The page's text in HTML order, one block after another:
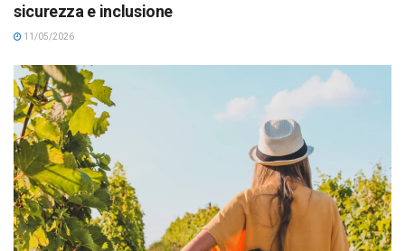
sicurezza e inclusione
11/05/2026